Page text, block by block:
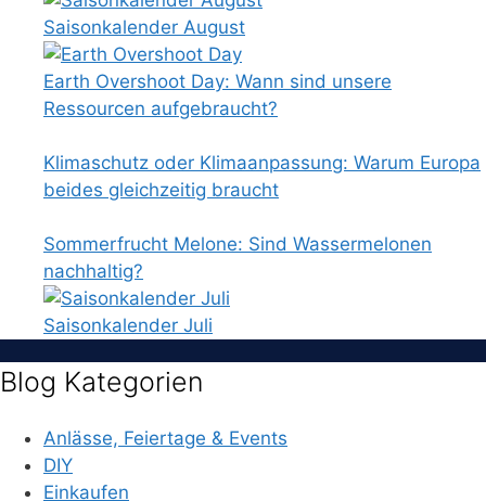
Saisonkalender August
Earth Overshoot Day: Wann sind unsere
Ressourcen aufgebraucht?
Klimaschutz oder Klimaanpassung: Warum Europa
beides gleichzeitig braucht
Sommerfrucht Melone: Sind Wassermelonen
nachhaltig?
Saisonkalender Juli
Blog Kategorien
Anlässe, Feiertage & Events
DIY
Einkaufen